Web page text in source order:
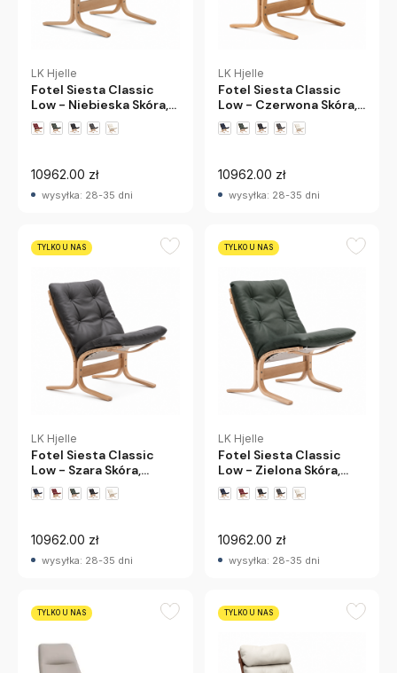
LK Hjelle
Fotel Siesta Classic
Low - Niebieska Skóra,
Naturalny Dąb Lk Hjelle
10962.00 zł
wysyłka: 28-35 dni
LK Hjelle
Fotel Siesta Classic
Low - Czerwona Skóra,
Naturalny Dąb Lk Hjelle
10962.00 zł
wysyłka: 28-35 dni
TYLKO U NAS
LK Hjelle
Fotel Siesta Classic
Low - Szara Skóra,
Naturalny Dąb Lk Hjelle
10962.00 zł
wysyłka: 28-35 dni
TYLKO U NAS
LK Hjelle
Fotel Siesta Classic
Low - Zielona Skóra,
Naturalny Dąb Lk Hjelle
10962.00 zł
wysyłka: 28-35 dni
TYLKO U NAS TYLKO U NAS